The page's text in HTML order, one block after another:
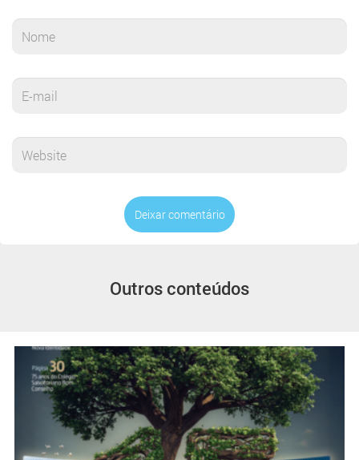
Deixar comentário
Outros conteúdos